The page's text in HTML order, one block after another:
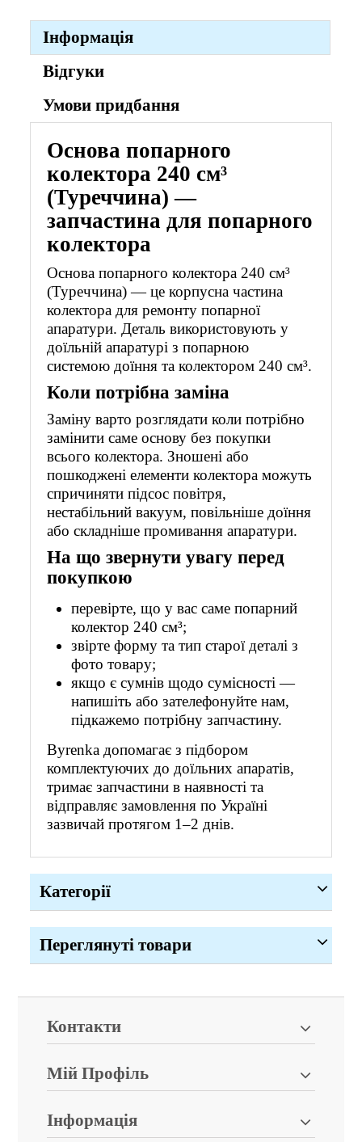
Інформація
Відгуки
Умови придбання
Основа попарного
колектора 240 см³
(Туреччина) —
запчастина для попарного
колектора
Основа попарного колектора 240 см³
(Туреччина) — це корпусна частина
колектора для ремонту попарної
апаратури. Деталь використовують у
доїльній апаратурі з попарною
системою доїння та колектором 240 см³.
Коли потрібна заміна
Заміну варто розглядати коли потрібно
замінити саме основу без покупки
всього колектора. Зношені або
пошкоджені елементи колектора можуть
спричиняти підсос повітря,
нестабільний вакуум, повільніше доїння
або складніше промивання апаратури.
На що звернути увагу перед
покупкою
перевірте, що у вас саме попарний
колектор 240 см³;
звірте форму та тип старої деталі з
фото товару;
якщо є сумнів щодо сумісності —
напишіть або зателефонуйте нам,
підкажемо потрібну запчастину.
Byrenka допомагає з підбором
комплектуючих до доїльних апаратів,
тримає запчастини в наявності та
відправляє замовлення по Україні
зазвичай протягом 1–2 днів.
Категорії
Переглянуті товари
Контакти
Мій Профіль
Інформація